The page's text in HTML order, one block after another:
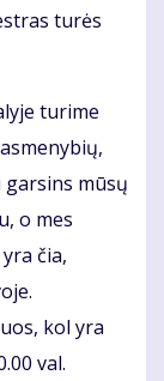
turės
turime
mūsų
o mes
čia,
kol yra
val.